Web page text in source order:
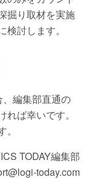
掘り取材を実施
討します。
編集部直通の
ば幸いです。
TODAY編集部
today.com